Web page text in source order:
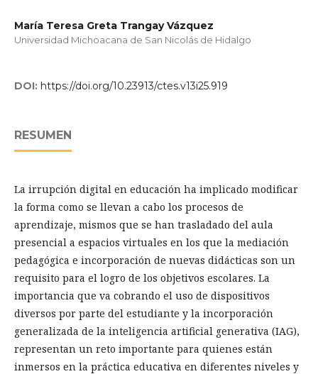
María Teresa Greta Trangay Vázquez
Universidad Michoacana de San Nicolás de Hidalgo
DOI: https://doi.org/10.23913/ctes.v13i25.919
RESUMEN
La irrupción digital en educación ha implicado modificar
la forma como se llevan a cabo los procesos de
aprendizaje, mismos que se han trasladado del aula
presencial a espacios virtuales en los que la mediación
pedagógica e incorporación de nuevas didácticas son un
requisito para el logro de los objetivos escolares. La
importancia que va cobrando el uso de dispositivos
diversos por parte del estudiante y la incorporación
generalizada de la inteligencia artificial generativa (IAG),
representan un reto importante para quienes están
inmersos en la práctica educativa en diferentes niveles y